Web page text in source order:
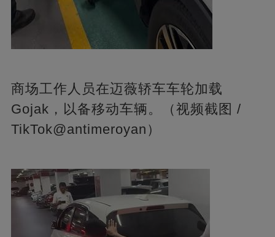
商场工作人员在迈薇轿车车轮加载
Gojak，以备移动车辆。（视频截图 /
TikTok@antimeroyan）